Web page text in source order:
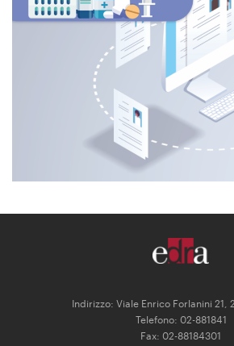
PROFILAZIONE E
Indirizzo: Viale Enrico Forlanini 21,
Telefono: 02-881841
Fax: 02-88184301